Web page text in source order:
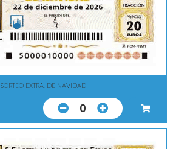
SORTEO EXTRA. DE NAVIDAD
0